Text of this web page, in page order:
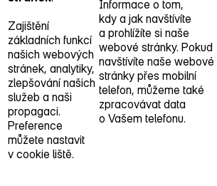
Zajištění
základních funkcí
našich webových
stránek, analytiky,
zlepšování našich
služeb a naši
propagaci.
Preference
můžete nastavit
v cookie liště.
Informace o tom,
kdy a jak navštívíte
a prohlížíte si naše
webové stránky. Pokud
navštívíte naše webové
stránky přes mobilní
telefon, můžeme také
zpracovávat data
o Vašem telefonu.